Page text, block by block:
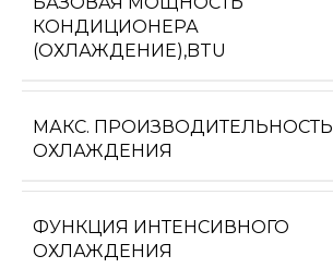
КОНДИЦИОНЕРА
(ОХЛАЖДЕНИЕ),BTU
МАКС. ПРОИЗВОДИТЕЛЬНОСТЬ
ОХЛАЖДЕНИЯ
ФУНКЦИЯ ИНТЕНСИВНОГО
ОХЛАЖДЕНИЯ